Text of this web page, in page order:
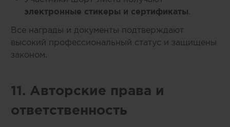
электронные стикеры и сертификаты
Все награды и документы подтверждают
высокий профессиональный статус и защищены
законом.
11. Авторские права и
ответственность